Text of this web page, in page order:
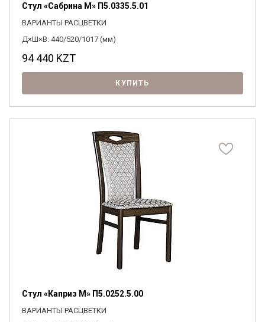
Стул «Сабрина М» П5.0335.5.01
ВАРИАНТЫ РАСЦВЕТКИ
Д×Ш×В: 440/520/1017 (мм)
94 440 KZT
КУПИТЬ
Стул «Каприз М» П5.0252.5.00
ВАРИАНТЫ РАСЦВЕТКИ